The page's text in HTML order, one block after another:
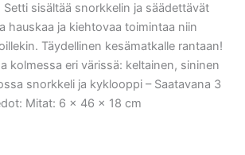
sisältää snorkkelin ja säädettävät
hauskaa ja kiehtovaa toimintaa niin
Täydellinen kesämatkalle rantaan!
kolmessa eri värissä: keltainen, sininen
snorkkeli ja kyklooppi – Saatavana 3
Mitat: 6 x 46 x 18 cm